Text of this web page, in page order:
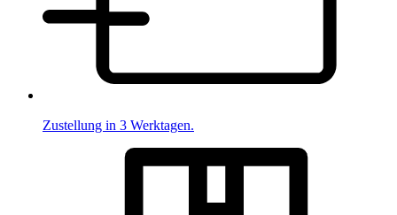
Zustellung in 3 Werktagen.